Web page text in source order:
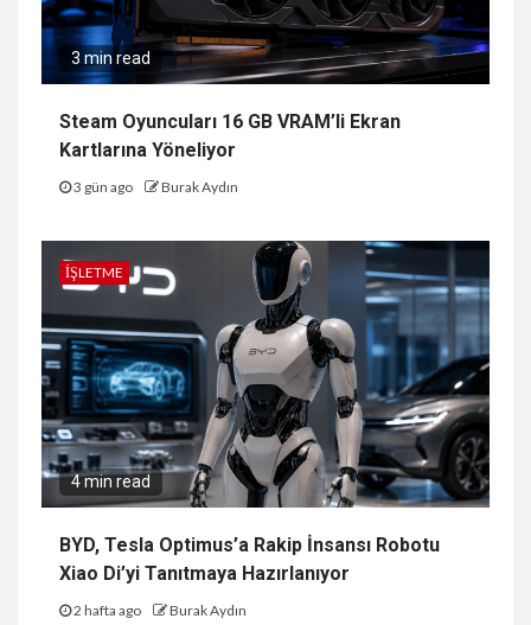
3 min read
Steam Oyuncuları 16 GB VRAM’li Ekran
Kartlarına Yöneliyor
3 gün ago Burak Aydın
İŞLETME
4 min read
BYD, Tesla Optimus’a Rakip İnsansı Robotu
Xiao Di’yi Tanıtmaya Hazırlanıyor
2 hafta ago Burak Aydın